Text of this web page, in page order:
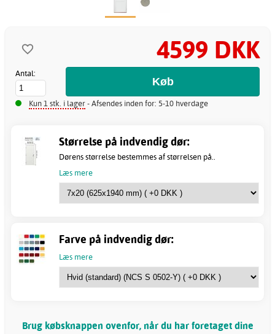
4599 DKK
Antal:
Kun 1 stk. i lager- Afsendes inden for: 5-10 hverdage
Størrelse på indvendig dør:
Dørens størrelse bestemmes af størrelsen på..
Læs mere
Farve på indvendig dør:
Læs mere
Brug købsknappen ovenfor, når du har foretaget dine